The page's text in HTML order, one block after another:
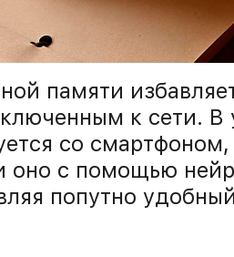
памяти
к сети.
со смартфоном,
оно с помощью
попутно